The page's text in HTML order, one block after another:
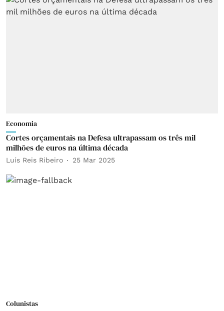
Economia
Cortes orçamentais na Defesa ultrapassam os três mil
milhões de euros na última década
Luís Reis Ribeiro 25 Mar 2025
Colunistas